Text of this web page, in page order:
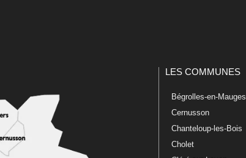
LES COMMUNES
Bégrolles-en-Mauges
Cernusson
Chanteloup-les-Bois
Cholet